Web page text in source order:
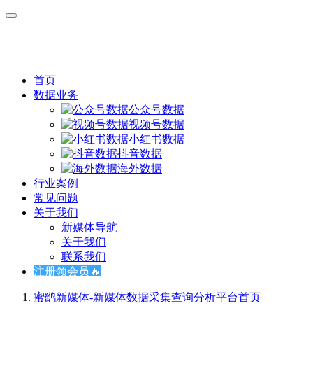
首页
数据业务
公众号数据
视频号数据
小红书数据
抖音数据
海外数据
行业案例
常见问题
关于我们
新媒体导航
关于我们
联系我们
注册领会员🔥
蜜鹞新媒体-新媒体数据采集查询分析平台首页